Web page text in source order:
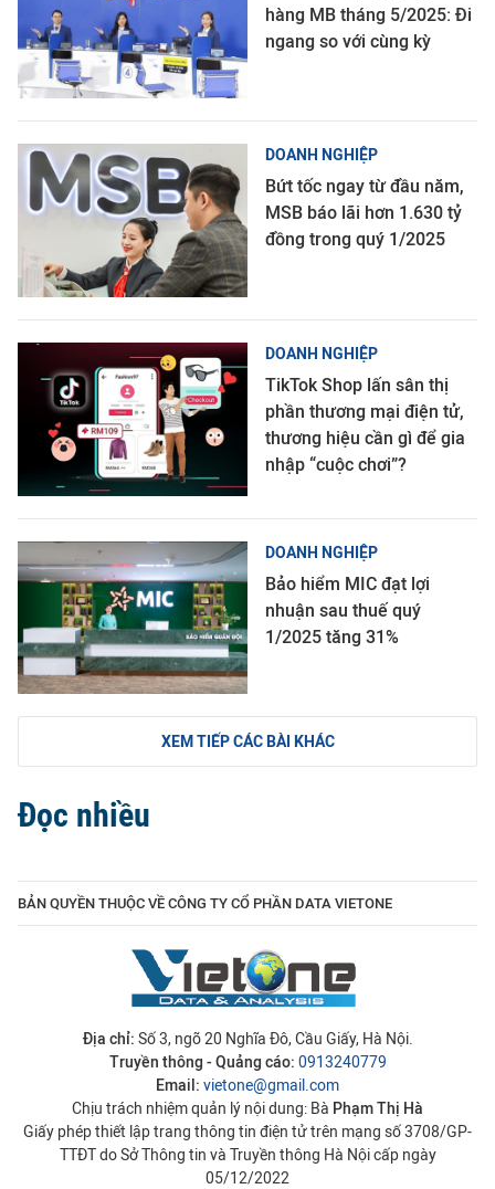
hàng MB tháng 5/2025: Đi
ngang so với cùng kỳ
DOANH NGHIỆP
Bứt tốc ngay từ đầu năm,
MSB báo lãi hơn 1.630 tỷ
đồng trong quý 1/2025
DOANH NGHIỆP
TikTok Shop lấn sân thị
phần thương mại điện tử,
thương hiệu cần gì để gia
nhập “cuộc chơi”?
DOANH NGHIỆP
Bảo hiểm MIC đạt lợi
nhuận sau thuế quý
1/2025 tăng 31%
XEM TIẾP CÁC BÀI KHÁC
Đọc nhiều
BẢN QUYỀN THUỘC VỀ CÔNG TY CỔ PHẦN DATA VIETONE
Địa chỉ: Số 3, ngõ 20 Nghĩa Đô, Cầu Giấy, Hà Nội.
Truyền thông - Quảng cáo: 0913240779
Email: vietone@gmail.com
Chịu trách nhiệm quản lý nội dung: Bà Phạm Thị Hà
Giấy phép thiết lập trang thông tin điện tử trên mạng số 3708/GP-
TTĐT do Sở Thông tin và Truyền thông Hà Nội cấp ngày
05/12/2022